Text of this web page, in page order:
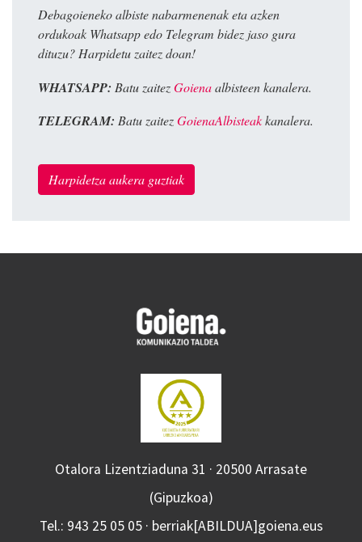
Debagoieneko albiste nabarmenenak eta azken
ordukoak Whatsapp edo Telegram bidez jaso gura
dituzu? Harpidetu zaitez doan!
WHATSAPP: Batu zaitezGoienaalbisteen kanalera.
TELEGRAM: Batu zaitezGoienaAlbisteakkanalera.
Harpidetza aukera guztiak
Otalora Lizentziaduna 31 · 20500 Arrasate
(Gipuzkoa)
Tel.: 943 25 05 05 · berriak[ABILDUA]goiena.eus